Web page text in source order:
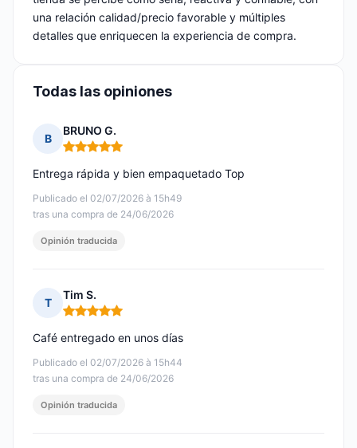
una relación calidad/precio favorable y múltiples
detalles que enriquecen la experiencia de compra.
Todas las opiniones
B
BRUNO G.
Nota: 5 de 5
Publicado el 02/07/2026 à 15h49
tras una compra de 24/06/2026
Entrega rápida y bien empaquetado Top
Opinión traducida
T
Tim S.
Nota: 5 de 5
Publicado el 02/07/2026 à 15h44
tras una compra de 24/06/2026
Café entregado en unos días
Opinión traducida